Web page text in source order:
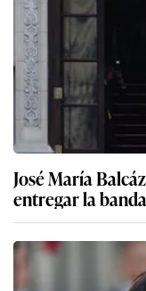
José María
entregar la